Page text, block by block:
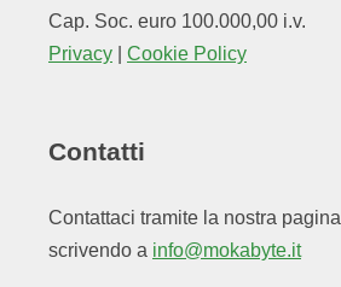
Cap. Soc. euro 100.000,00 i.v.
Privacy
Cookie Policy
Contatti
Contattaci tramite la nostra pagina
scrivendo a info@mokabyte.it